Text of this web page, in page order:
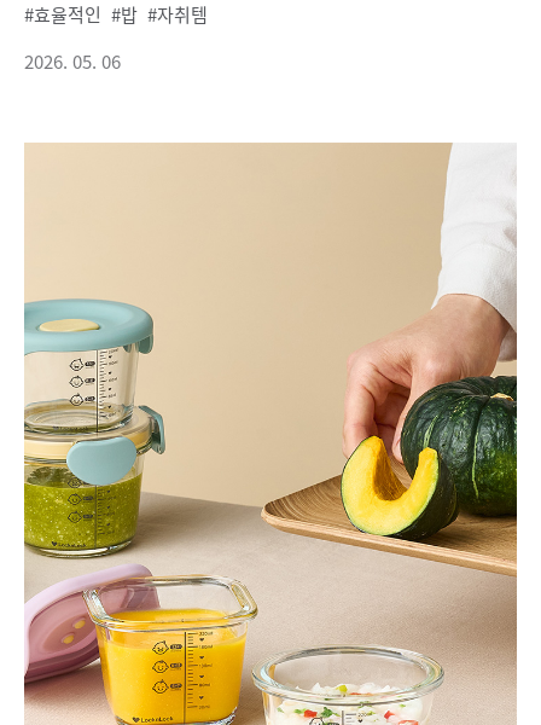
효율적인
밥
자취템
2026. 05. 06